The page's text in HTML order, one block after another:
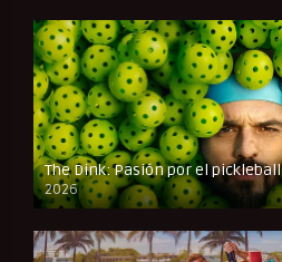
The Dink: Pasión por el pickleball
2026
FULL HD